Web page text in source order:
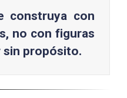
construya con
no con figuras
sin propósito.